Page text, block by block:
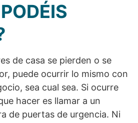
de casa se pierden o se
puede ocurrir lo mismo con
sea cual sea. Si ocurre
hacer es llamar a un
de puertas de urgencia. Ni